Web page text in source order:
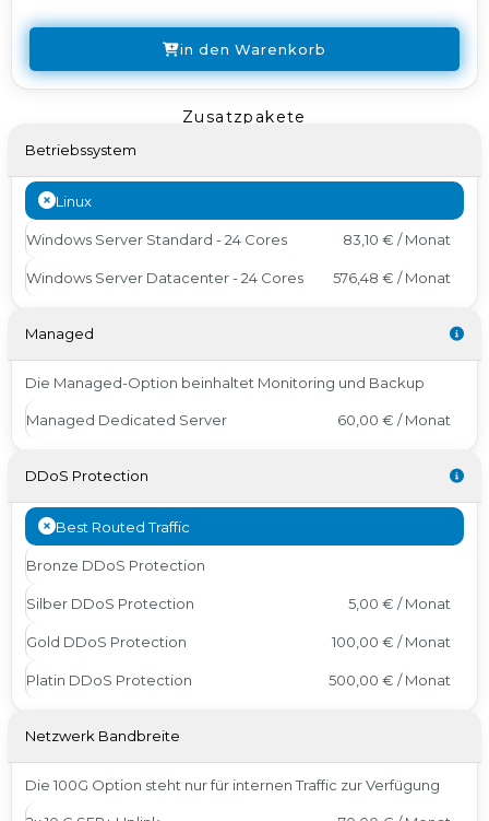
in den Warenkorb
Zusatzpakete
Betriebssystem
Linux
Windows Server Standard - 24 Cores 83,10 € / Monat
Windows Server Datacenter - 24 Cores 576,48 € / Monat
Managed
Die Managed-Option beinhaltet Monitoring und Backup
Managed Dedicated Server 60,00 € / Monat
DDoS Protection
Best Routed Traffic
Bronze DDoS Protection
Silber DDoS Protection 5,00 € / Monat
Gold DDoS Protection 100,00 € / Monat
Platin DDoS Protection 500,00 € / Monat
Netzwerk Bandbreite
Die 100G Option steht nur für internen Traffic zur Verfügung